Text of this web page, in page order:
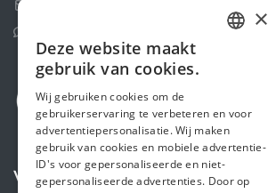
Volg ons
ENGLISH
×
Deze website maakt
gebruik van cookies.
Wij gebruiken cookies om de
gebruikerservaring te verbeteren en voor
advertentiepersonalisatie. Wij maken
gebruik van cookies en mobiele advertentie-
ID's voor gepersonaliseerde en niet-
gepersonaliseerde advertenties. Door op